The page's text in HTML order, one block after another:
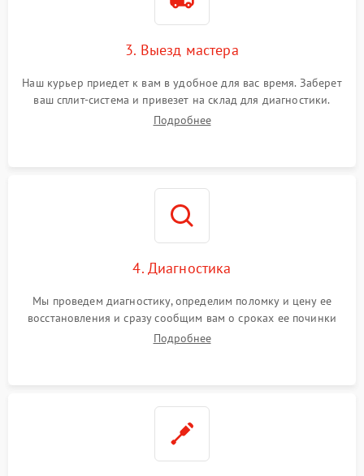
3. Выезд мастера
Наш курьер приедет к вам в удобное для вас время. Заберет
ваш сплит-система и привезет на склад для диагностики.
Подробнее
4. Диагностика
Мы проведем диагностику, определим поломку и цену ее
восстановления и сразу сообщим вам о сроках ее починки
Подробнее